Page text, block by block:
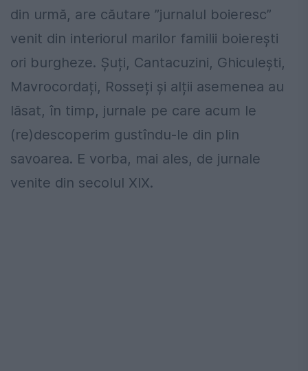
din urmă, are căutare ”jurnalul boieresc”
venit din interiorul marilor familii boierești
ori burgheze. Șuți, Cantacuzini, Ghiculești,
Mavrocordați, Rosseți și alții asemenea au
lăsat, în timp, jurnale pe care acum le
(re)descoperim gustîndu-le din plin
savoarea. E vorba, mai ales, de jurnale
venite din secolul XIX.